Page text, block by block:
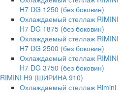
H7 DG 1250 (без боковин)
Охлаждаемый стеллаж RIMINI
H7 DG 1875 (без боковин)
Охлаждаемый стеллаж RIMINI
H7 DG 2500 (без боковин)
Охлаждаемый стеллаж RIMINI
H7 DG 3750 (без боковин)
RIMINI H9 (ШИРИНА 910)
Охлаждаемый стеллаж Rimini